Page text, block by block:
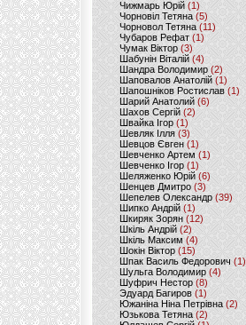
Чижмарь Юрій (1)
Чорновіл Тетяна (5)
Чорновол Тетяна (11)
Чубаров Рефат (1)
Чумак Віктор(3)
Шабунін Віталій (4)
Шандра Володимир (2)
Шаповалов Анатолій(1)
Шапошніков Ростислав(1)
Шарий Анатолий(6)
Шахов Сергій(2)
Швайка Ігор (1)
Шевляк Ілля (3)
Шевцов Євген (1)
Шевченко Артем(1)
Шевченко Ігор(1)
Шеляженко Юрій (6)
Шенцев Дмитро (3)
Шепелев Олександр (39)
Шипко Андрій(1)
Шкиряк Зорян(12)
Шкіль Андрій(2)
Шкіль Максим (4)
Шокін Віктор (15)
Шпак Василь Федорович (1)
Шульга Володимир (4)
Шуфрич Нестор(8)
Эдуард Багиров (1)
Южаніна Ніна Петрівна (2)
Юзькова Тетяна(2)